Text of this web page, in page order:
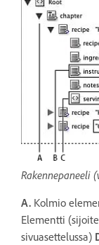
Rakennepaneeli
A. Kolmio
Elementti
sivuasettelussa)